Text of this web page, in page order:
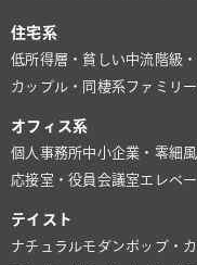
住宅系
低所得層・貧しい中流階級
カップル・同棲系ファミリ
オフィス系
個人事務所中小企業・零細風
応接室・役員会議室 エレベ
テイスト
ナチュラルモダンポップ・